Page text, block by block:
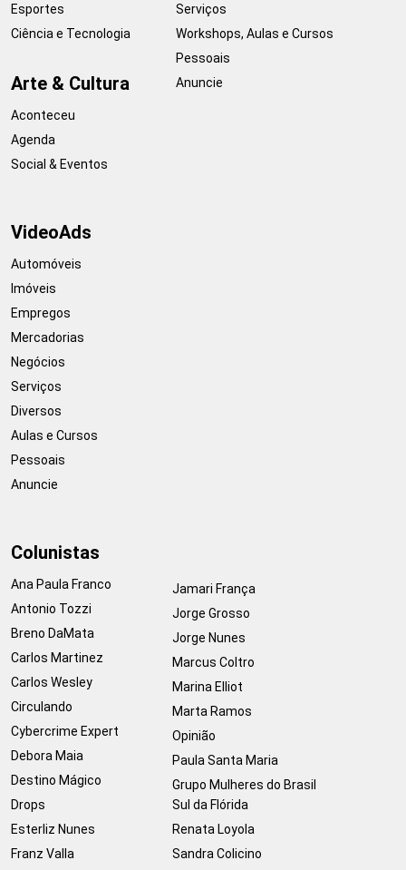
Esportes
Ciência e Tecnologia
Arte & Cultura
Aconteceu
Agenda
Social & Eventos
Serviços
Workshops, Aulas e Cursos
Pessoais
Anuncie
VideoAds
Automóveis
Imóveis
Empregos
Mercadorias
Negócios
Serviços
Diversos
Aulas e Cursos
Pessoais
Anuncie
Colunistas
Ana Paula Franco
Antonio Tozzi
Breno DaMata
Carlos Martinez
Carlos Wesley
Circulando
Cybercrime Expert
Debora Maia
Destino Mágico
Drops
Esterliz Nunes
Franz Valla
Jamari França
Jorge Grosso
Jorge Nunes
Marcus Coltro
Marina Elliot
Marta Ramos
Opinião
Paula Santa Maria
Grupo Mulheres do Brasil
Sul da Flórida
Renata Loyola
Sandra Colicino